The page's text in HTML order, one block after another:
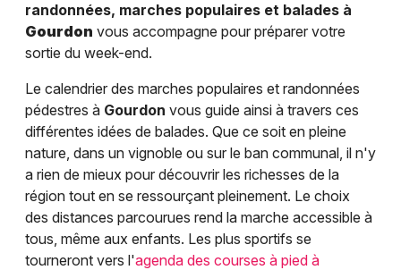
randonnées, marches populaires et balades à
Gourdon vous accompagne pour préparer votre
sortie du week-end.
Le calendrier des marches populaires et randonnées
pédestres à Gourdon vous guide ainsi à travers ces
différentes idées de balades. Que ce soit en pleine
nature, dans un vignoble ou sur le ban communal, il n'y
a rien de mieux pour découvrir les richesses de la
région tout en se ressourçant pleinement. Le choix
des distances parcourues rend la marche accessible à
tous, même aux enfants. Les plus sportifs se
tourneront vers l'agenda des courses à pied à